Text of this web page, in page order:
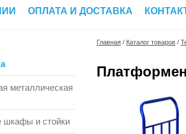
ОПЛАТА И ДОСТАВКА
металлическая
и стойки
Главная / Каталог товаров /